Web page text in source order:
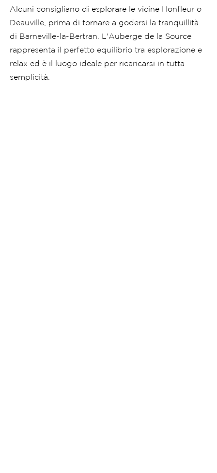
Alcuni consigliano di esplorare le vicine Honfleur o
Deauville, prima di tornare a godersi la tranquillità
di Barneville-la-Bertran. L'Auberge de la Source
rappresenta il perfetto equilibrio tra esplorazione e
relax ed è il luogo ideale per ricaricarsi in tutta
semplicità.